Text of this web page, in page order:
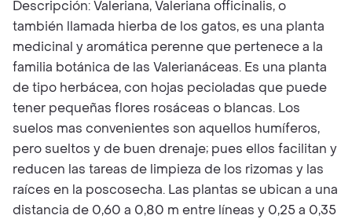
Descripción: Valeriana, Valeriana officinalis, o
también llamada hierba de los gatos, es una planta
medicinal y aromática perenne que pertenece a la
familia botánica de las Valerianáceas. Es una planta
de tipo herbácea, con hojas pecioladas que puede
tener pequeñas flores rosáceas o blancas. Los
suelos mas convenientes son aquellos humíferos,
pero sueltos y de buen drenaje; pues ellos facilitan y
reducen las tareas de limpieza de los rizomas y las
raíces en la poscosecha. Las plantas se ubican a una
distancia de 0,60 a 0,80 m entre líneas y 0,25 a 0,35